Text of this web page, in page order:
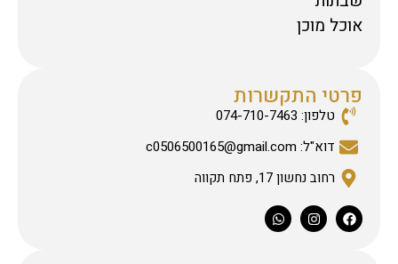
אוכל מוכן
פרטי התקשרות
טלפון: 074-710-7463
דוא"ל: c0506500165@gmail.com
רחוב נחשון 17, פתח תקווה